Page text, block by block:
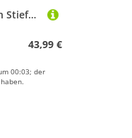
ticticlily Herren Western Stiefel Cowboy Motorrad Stiefeletten Reiterstiefel Spitze Kurzschaft Boots Vintage Combat Boots Biker Boots Modische Boots mit Blockabsat B Schwarz 40 EU
43,99 €
00:03; der